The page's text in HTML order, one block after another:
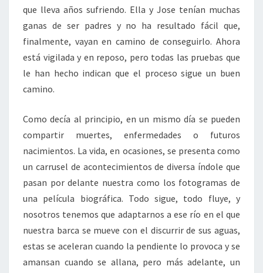
que lleva años sufriendo. Ella y Jose tenían muchas
ganas de ser padres y no ha resultado fácil que,
finalmente, vayan en camino de conseguirlo. Ahora
está vigilada y en reposo, pero todas las pruebas que
le han hecho indican que el proceso sigue un buen
camino.
Como decía al principio, en un mismo día se pueden
compartir muertes, enfermedades o futuros
nacimientos. La vida, en ocasiones, se presenta como
un carrusel de acontecimientos de diversa índole que
pasan por delante nuestra como los fotogramas de
una película biográfica. Todo sigue, todo fluye, y
nosotros tenemos que adaptarnos a ese río en el que
nuestra barca se mueve con el discurrir de sus aguas,
estas se aceleran cuando la pendiente lo provoca y se
amansan cuando se allana, pero más adelante, un